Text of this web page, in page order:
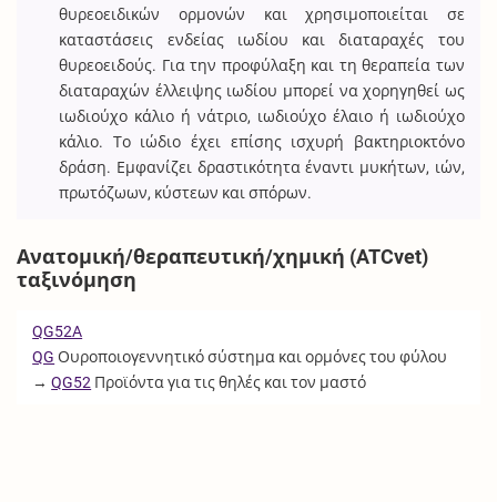
θυρεοειδικών ορμονών και χρησιμοποιείται σε
καταστάσεις ενδείας ιωδίου και διαταραχές του
θυρεοειδούς. Για την προφύλαξη και τη θεραπεία των
διαταραχών έλλειψης ιωδίου μπορεί να χορηγηθεί ως
ιωδιούχο κάλιο ή νάτριο, ιωδιούχο έλαιο ή ιωδιούχο
κάλιο. Το ιώδιο έχει επίσης ισχυρή βακτηριοκτόνο
δράση. Εμφανίζει δραστικότητα έναντι μυκήτων, ιών,
πρωτόζωων, κύστεων και σπόρων.
Ανατομική/θεραπευτική/χημική (ATCvet)
ταξινόμηση
QG52A
QG Ουροποιογεννητικό σύστημα και ορμόνες του φύλου
→QG52 Προϊόντα για τις θηλές και τον μαστό